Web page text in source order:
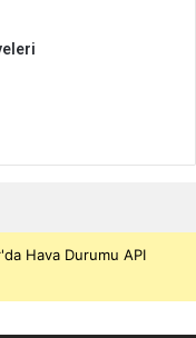
Hava Durumu API